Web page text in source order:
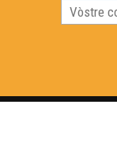
Sent
Lo